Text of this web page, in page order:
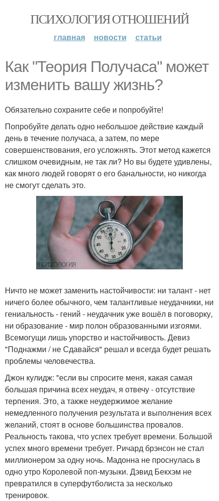
ПСИХОЛОГИЯ ОТНОШЕНИЙ
главная новости статьи
Как "Теория Получаса" может
изменить вашу жизнь?
Обязательно сохраните себе и попробуйте!
Попробуйте делать одно небольшое действие каждый
день в течение получаса, а затем, по мере
совершенствования, его усложнять. Этот метод кажется
слишком очевидным, не так ли? Но вы будете удивлены,
как много людей говорят о его банальности, но никогда
не смогут сделать это.
Ничто не может заменить настойчивости: ни талант - нет
ничего более обычного, чем талантливые неудачники, ни
гениальность - гений - неудачник уже вошёл в поговорку,
ни образование - мир полон образованными изгоями.
Всемогущи лишь упорство и настойчивость. Девиз
"Поднажми / не Сдавайся" решал и всегда будет решать
проблемы человечества.
Джон кулидж: "если вы спросите меня, какая самая
большая причина всех неудач, я отвечу - отсутствие
терпения. Это, а также неудержимое желание
немедленного получения результата и выполнения всех
желаний, стоят в основе большинства провалов.
Реальность такова, что успех требует времени. Большой
успех много времени требует. Ричард брэнсон не стал
миллионером за одну ночь. Мадонна не проснулась в
одно утро Королевой поп-музыки. Дэвид Бекхэм не
превратился в суперфутболиста за несколько
тренировок.